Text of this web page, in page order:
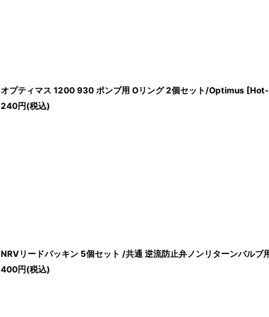
オプティマス 1200 930 ポンプ用 Oリング 2個セット/Optimus [
240円(税込)
NRVリードパッキン 5個セット /共通 逆流防止弁ノンリターンバルブ
400円(税込)